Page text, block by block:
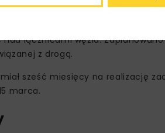
poboczach oraz ciągach
łącznicami węzła.
z drogą.
sześć miesięcy na realizację
marca.